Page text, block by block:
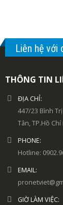
Liên hệ với
THÔNG TIN
ĐỊA CHỈ:
447/23 Bình
Tân, TP.Hồ
PHONE:
Hotline:
EMAIL:
GIỜ LÀM VIỆC: